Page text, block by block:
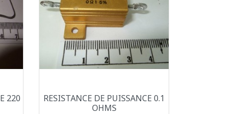
220
Aperçu rapide
RESISTANCE DE PUISSANCE 0.1
OHMS